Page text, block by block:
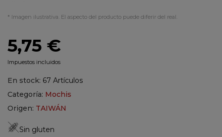
* Imagen ilustrativa. El aspecto del producto puede diferir del real.
5,75 €
Impuestos incluidos
En stock: 67 Artículos
Categoría: Mochis
Origen: TAIWÁN
Sin gluten